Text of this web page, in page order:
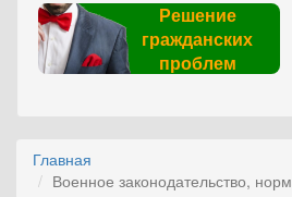
Решение
гражданских
проблем
Главная
Военное законодательство,